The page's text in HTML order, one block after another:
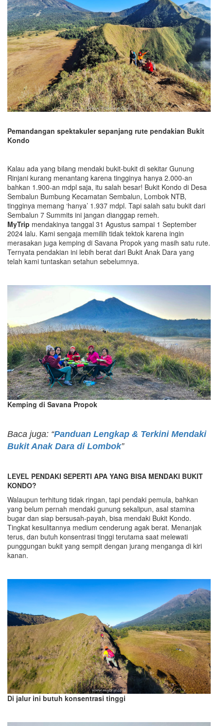
Pemandangan spektakuler sepanjang rute pendakian Bukit
Kondo
Kalau ada yang bilang mendaki bukit-bukit di sekitar Gunung
Rinjani kurang menantang karena tingginya hanya 2.000-an
bahkan 1.900-an mdpl saja, itu salah besar! Bukit Kondo di Desa
Sembalun Bumbung Kecamatan Sembalun, Lombok NTB,
tingginya memang ‘hanya’ 1.937 mdpl. Tapi salah satu bukit dari
Sembalun 7 Summits ini jangan dianggap remeh.
MyTrip mendakinya tanggal 31 Agustus sampai 1 September
2024 lalu. Kami sengaja memilih tidak tektok karena ingin
merasakan juga kemping di Savana Propok yang masih satu rute.
Ternyata pendakian ini lebih berat dari Bukit Anak Dara yang
telah kami tuntaskan setahun sebelumnya.
Kemping di Savana Propok
Baca juga: “Panduan Lengkap & Terkini Mendaki
Bukit Anak Dara di Lombok”
LEVEL PENDAKI SEPERTI APA YANG BISA MENDAKI BUKIT
KONDO?
Walaupun terhitung tidak ringan, tapi pendaki pemula, bahkan
yang belum pernah mendaki gunung sekalipun, asal stamina
bugar dan siap bersusah-payah, bisa mendaki Bukit Kondo.
Tingkat kesulitannya medium cenderung agak berat. Menanjak
terus, dan butuh konsentrasi tinggi terutama saat melewati
punggungan bukit yang sempit dengan jurang menganga di kiri
kanan.
Di jalur ini butuh konsentrasi tinggi